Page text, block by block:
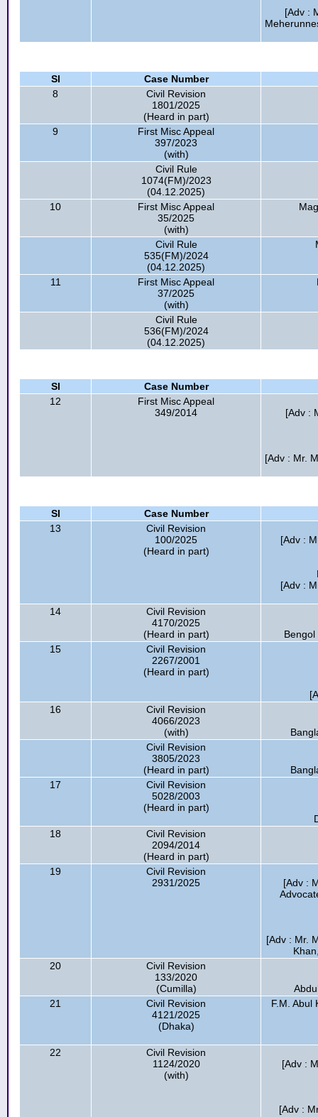
[Adv :
Sl
Case Number
8
Civil Revision
1801/2025
(Heard in part)
9
First Misc Appeal
397/2023
(with)
Civil Rule
1074(FM)/2023
(04.12.2025)
10
First Misc Appeal
35/2025
(with)
Civil Rule
535(FM)/2024
(04.12.2025)
11
First Misc Appeal
37/2025
(with)
Civil Rule
536(FM)/2024
(04.12.2025)
Sl
Case Number
12
First Misc Appeal
349/2014
[Adv :
[Adv : Mr.
Sl
Case Number
13
Civil Revision
100/2025
(Heard in part)
[Adv :
[Adv :
14
Civil Revision
4170/2025
(Heard in part)
15
Civil Revision
2267/2001
(Heard in part)
16
Civil Revision
4066/2023
(with)
Civil Revision
3805/2023
(Heard in part)
17
Civil Revision
5028/2003
(Heard in part)
18
Civil Revision
2094/2014
(Heard in part)
19
Civil Revision
2931/2025
[Adv :
[Adv : Mr.
20
Civil Revision
133/2020
(Cumilla)
21
Civil Revision
4121/2025
(Dhaka)
F.M. Abul
22
Civil Revision
1124/2020
(with)
[Adv :
[Adv :